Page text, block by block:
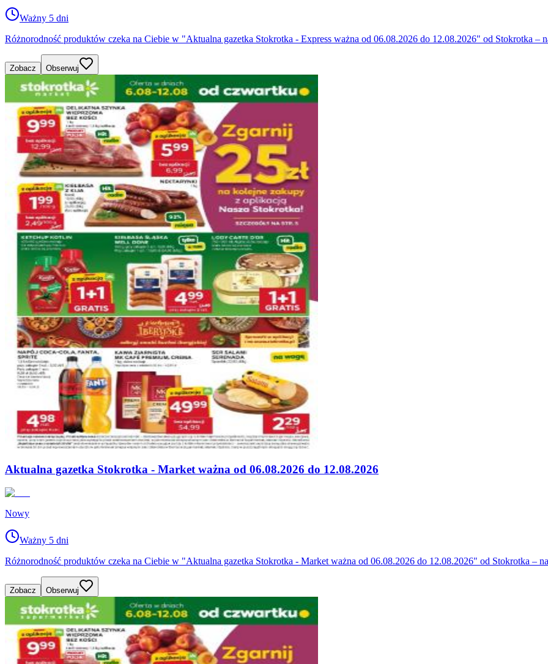
Ważny 5 dni
Różnorodność produktów czeka na Ciebie w "Aktualna gazetka Stokrotka - Express ważna od 06.08.2026 do 12.08.2026" od Stokrotka –
Zobacz Obserwuj
Aktualna gazetka Stokrotka - Market ważna od 06.08.2026 do 12.08.2026
Nowy
Ważny 5 dni
Różnorodność produktów czeka na Ciebie w "Aktualna gazetka Stokrotka - Market ważna od 06.08.2026 do 12.08.2026" od Stokrotka –
Zobacz Obserwuj